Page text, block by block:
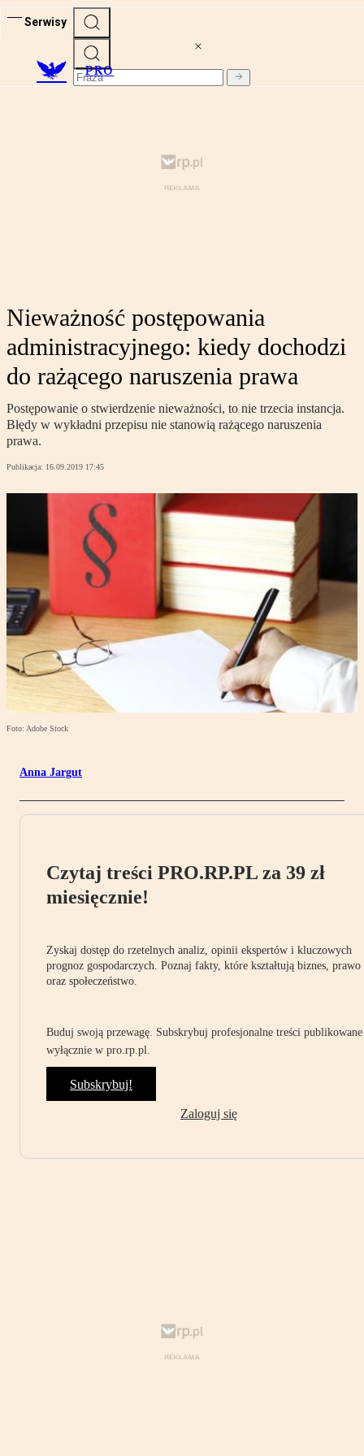
Serwisy
PRO
Nieważność postępowania
administracyjnego: kiedy dochodzi
do rażącego naruszenia prawa
Postępowanie o stwierdzenie nieważności, to nie trzecia instancja.
Błędy w wykładni przepisu nie stanowią rażącego naruszenia
prawa.
Publikacja: 16.09.2019 17:45
Foto: Adobe Stock
Anna Jargut
Czytaj treści PRO.RP.PL za 39 zł
miesięcznie!
Zyskaj dostęp do rzetelnych analiz, opinii ekspertów i kluczowych
prognoz gospodarczych. Poznaj fakty, które kształtują biznes, prawo
oraz społeczeństwo.
Buduj swoją przewagę. Subskrybuj profesjonalne treści publikowane
wyłącznie w pro.rp.pl.
Subskrybuj!
Zaloguj się